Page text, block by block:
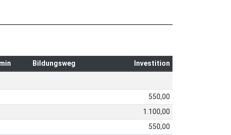
Bildungsweg Investition
550,00
1.100,00
550,00